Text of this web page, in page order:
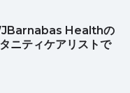
Healthの
ニティケアリストで